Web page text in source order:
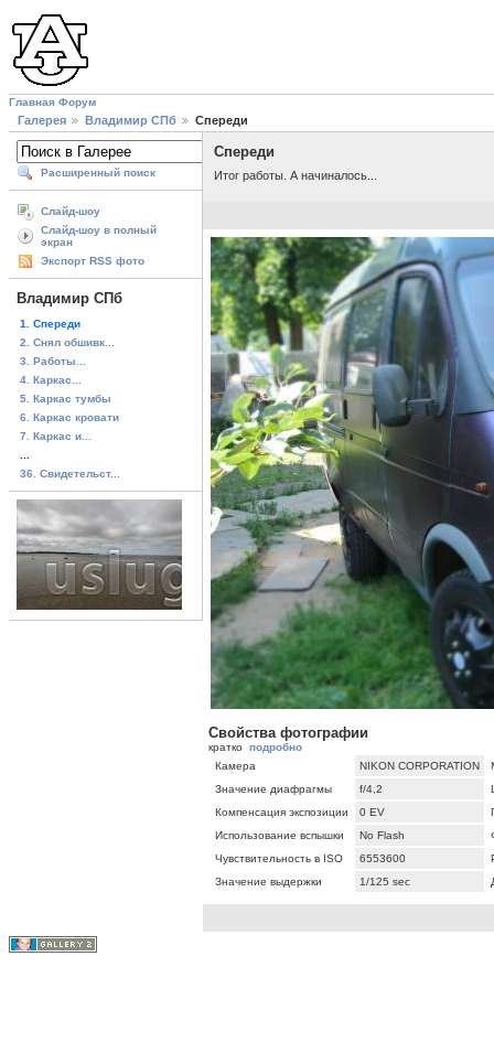
Главная Форум
Галерея Владимир СПб Спереди
Расширенный поиск
Слайд-шоу
Слайд-шоу в полный
экран
Экспорт RSS фото
Владимир СПб
1. Спереди
2. Снял обшивк...
3. Работы...
4. Каркас...
5. Каркас тумбы
6. Каркас кровати
7. Каркас и...
36. Свидетельст...
Спереди
Итог работы. А начиналось...
Свойства фотографии
кратко подробно
Камера
NIKON CORPORATION
Значение диафрагмы
f/4,2
Компенсация экспозиции
0 EV
Использование вспышки
No Flash
Чувствительность в ISO
6553600
Значение выдержки
1/125 sec